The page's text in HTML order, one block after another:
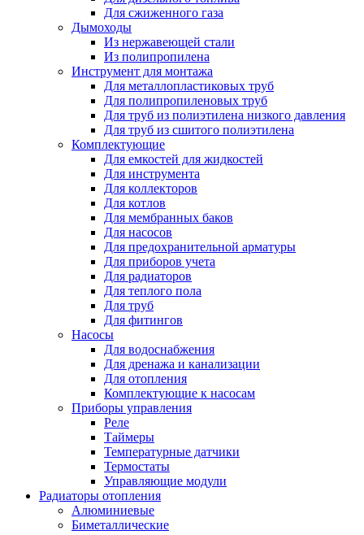
Для сжиженного газа
Дымоходы
Из нержавеющей стали
Из полипропилена
Инструмент для монтажа
Для металлопластиковых труб
Для полипропиленовых труб
Для труб из полиэтилена низкого давления
Для труб из сшитого полиэтилена
Комплектующие
Для емкостей для жидкостей
Для инструмента
Для коллекторов
Для котлов
Для мембранных баков
Для насосов
Для предохранительной арматуры
Для приборов учета
Для радиаторов
Для теплого пола
Для труб
Для фитингов
Насосы
Для водоснабжения
Для дренажа и канализации
Для отопления
Комплектующие к насосам
Приборы управления
Реле
Таймеры
Температурные датчики
Термостаты
Управляющие модули
Радиаторы отопления
Алюминиевые
Биметаллические